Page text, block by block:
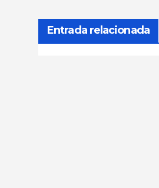
Entrada relacionada